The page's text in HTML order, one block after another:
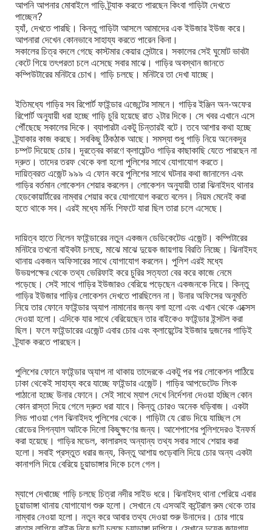
আপনি আপনার মোবাইলে গাড়ি ট্র্যাক করতে পারছেন কিংবা গাড়িটা দেখতে
পাচ্ছেন?
হ্যাঁ, দেখতে পারছি। কিন্তু গাড়িটা আসলে আমাদের এক ইউজার ইউজ করে।
আপনারা দেখেন কোনভাবে সাহায্য করতে পারেন কিনা।
সকালের চিত্র বদলে গেছে কাস্টমার কেয়ার সেন্টারে। সকালের সেই ঘুমোট ভাবটা
কেটে গিয়ে তৎপরতা চলে এসেছে সবার মাঝে। গাড়ির অবস্থান জানতে
কম্পিউটারের মনিটরে চোখ। গাড়ি চলছে। মনিটরে তা দেখা যাচ্ছে।
ইতিমধ্যে গাড়ির সব রিপোর্ট ফাইন্ডার এজেন্টের সামনে। গাড়ির ইঞ্জিন অন-অফের
রিপোর্ট অনুযায়ী ধরা হচ্ছে গাড়ি চুরি হয়েছে রাত ২টার দিকে। সে খবর এখানে এসে
পৌঁছেছে সকালের দিকে। ব্যাপারটা একটু চিন্তারই বটে। তবে আশার কথা হচ্ছে
ট্র্যাকার কাজ করছে। সবকিছু ঠিকঠাক আছে। সমস্যা শুধু গাড়ি নিয়ে অনেকদূর
চম্পট দিয়েছে চোর। দূরত্বের কারণে ক্লায়েন্টও গাড়ির কাছাকাছি যেতে পারছেন না
দ্রুত। তাদের তরফ থেকে বলা হলো পুলিশের সাথে যোগাযোগ করতে।
দায়িত্বরত এজেন্ট ৯৯৯ এ ফোন করে পুলিশের সাথে ঘটনার কথা জানালেন এবং
গাড়ির বর্তমান লোকেশন শেয়ার করলেন। লোকেশন অনুযায়ী তারা ঝিনাইদহ থানার
হেডকোয়ার্টারের নাম্বার শেয়ার করে যোগাযোগ করতে বলেন। নিয়ম মেনেই করা
হতে থাকে সব। এরই মধ্যে মর্নিং শিফটে যারা ছিল তারা চলে এসেছে।
দায়িত্ব হাতে নিলেন ফাইন্ডারের নতুন একজন ডেডিকেটেড এজেন্ট। কম্পিটারের
মনিটরে তখনো বাইকটা চলছে, মাঝে মাঝে দুয়েক জায়গায় বিরতি নিচ্ছে। ঝিনাইদহ
থানায় একজন অফিসারের সাথে যোগাযোগ করলেন। পুলিশ এরই মধ্যে
উভয়পক্ষের থেকে তথ্য ভেরিফাই করে চুরির সত্যতা বের করে কাজে নেমে
পড়েছে। সেই সাথে গাড়ির ইউজারও বেরিয়ে পড়েছেন একজনকে নিয়ে। কিন্তু
গাড়ির ইউজার গাড়ির লোকেশন দেখতে পারছিলেন না। উনার অফিসের অনুমতি
নিয়ে তার ফোনে ফাইন্ডার অ্যাপ নামানোর জন্য বলা হলো এবং এখান থেকে এক্সেস
দেওয়া হলো। এদিকে যার সাথে বেরিয়েছেন তার বাইকেও ফাইন্ডার ইন্সটল করা
ছিল। ফলে ফাইন্ডারের এজেন্ট এবার চোর এবং ক্লায়েন্টের ইউজার দুজনের গাড়িই
ট্র্যাক করতে পারছেন।
পুলিশের ফোনে ফাইন্ডার অ্যাপ না থাকায় তাদেরকে একটু পর পর লোকেশন পাঠিয়ে
ঢাকা থেকেই সাহায্য করে যাচ্ছে ফাইন্ডার এজেন্ট। গাড়ির আপডেটেড লিংক
পাঠানো হচ্ছে উনার ফোনে। সেই সাথে ম্যাপ দেখে নির্দেশনা দেওয়া হচ্ছিল কোন
কোন রাস্তা দিয়ে গেলে দ্রুত ধরা যাবে। কিন্তু চোরও অনেক ধড়িবাজ। একটা
লিড পাওয়া গেল ঝিনাইদহ পুলিশের থেকে। গাড়িটা যে রোড দিয়ে যাচ্ছিল সে
রোডের সিগন্যাল আটকে দিলো কিছুক্ষণের জন্য। আশেপাশের পুলিশদেরও ইনফর্ম
করা হয়েছে। গাড়ির মডেল, কালারসহ অন্যান্য তথ্য সবার সাথে শেয়ার করা
হলো। সবাই প্রস্তুত ধরার জন্য, কিন্তু আশায় গুড়েবালি দিয়ে চোর অন্য একটা
কানাগলি দিয়ে বেরিয়ে চুয়াডাঙ্গার দিকে চলে গেল।
ম্যাপে দেখাচ্ছে গাড়ি চলছে চিত্রা নদীর সাইড ধরে। ঝিনাইদহ থানা পেরিয়ে এবার
চুয়াডাঙ্গা থানায় যোগাযোগ শুরু হলো। সেখানে যে এসআই কন্ট্রোল রুম থেকে তার
নাম্বার নেওয়া হলো। নতুন করে আবার তথ্য দেওয়া শুরু উনাদের। চোর গায়ে